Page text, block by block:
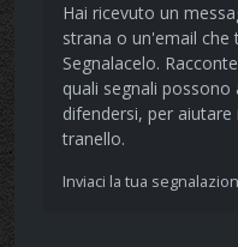
Hai ricevuto un
strana o un'email che
Segnalacelo.
quali segnali
difendersi, per
tranello.
Inviaci la tua